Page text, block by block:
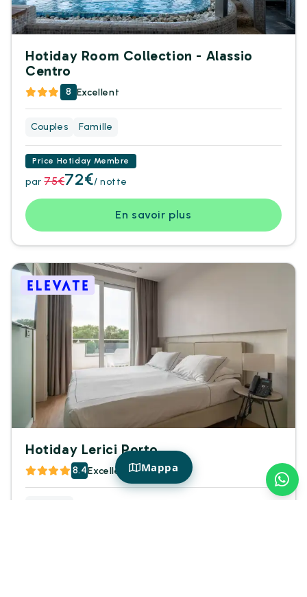
Mappa
Hotiday Room Collection - Alassio
Centro
8 Excellent
Couples Famille
Price Hotiday Membre
par 75€72€/ notte
En savoir plus
Hotiday Lerici Porto
8.4Excellent